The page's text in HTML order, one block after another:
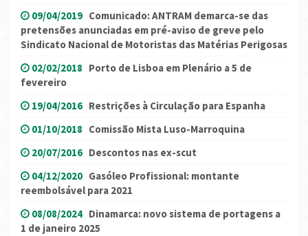
09/04/2019 Comunicado: ANTRAM demarca-se das
pretensões anunciadas em pré-aviso de greve pelo
Sindicato Nacional de Motoristas das Matérias Perigosas
02/02/2018 Porto de Lisboa em Plenário a 5 de
fevereiro
19/04/2016 Restrições à Circulação para Espanha
01/10/2018 Comissão Mista Luso-Marroquina
20/07/2016 Descontos nas ex-scut
04/12/2020 Gasóleo Profissional: montante
reembolsável para 2021
08/08/2024 Dinamarca: novo sistema de portagens a
1 de janeiro 2025